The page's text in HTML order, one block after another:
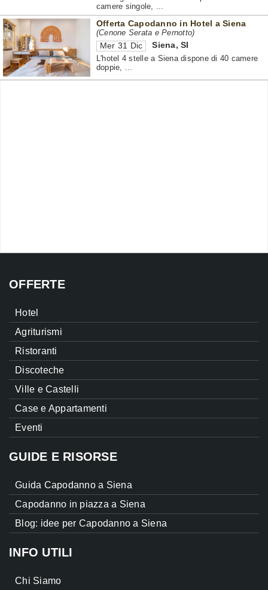
camere singole, ...
Offerta Capodanno in Hotel a Siena
(Cenone Serata e Pernotto)
Mer 31 Dic Siena,SI
L'hotel 4 stelle a Siena dispone di 40 camere
doppie, ...
OFFERTE
Hotel
Agriturismi
Ristoranti
Discoteche
Ville e Castelli
Case e Appartamenti
Eventi
GUIDE E RISORSE
Guida Capodanno a Siena
Capodanno in piazza a Siena
Blog: idee per Capodanno a Siena
INFO UTILI
Chi Siamo